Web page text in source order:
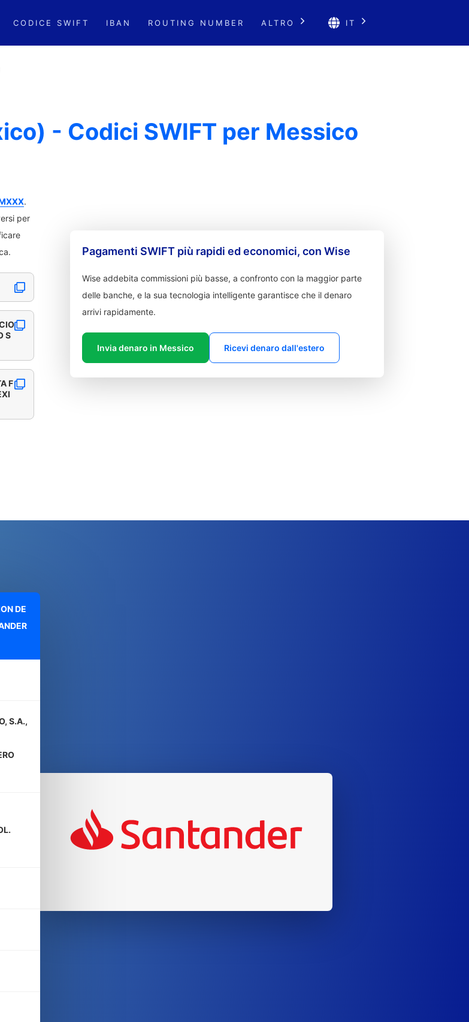
CODICE SWIFT IBAN ROUTING NUMBER ALTRO IT
- Codici SWIFT per Messico
.
per
S
F
Pagamenti SWIFT più rapidi ed economici, con Wise
Wise addebita commissioni più basse, a confronto con la maggior parte
delle banche, e la sua tecnologia intelligente garantisce che il denaro
arrivi rapidamente.
Invia denaro in Messico Ricevi denaro dall'estero
DE
S.A.,